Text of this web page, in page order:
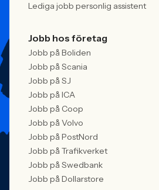
Lediga jobb personlig assistent
Jobb hos företag
Jobb på Boliden
Jobb på Scania
Jobb på SJ
Jobb på ICA
Jobb på Coop
Jobb på Volvo
Jobb på PostNord
Jobb på Trafikverket
Jobb på Swedbank
Jobb på Dollarstore